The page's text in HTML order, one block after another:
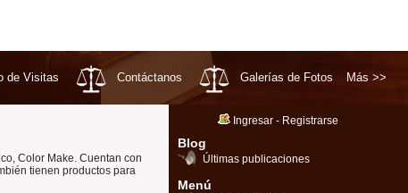
de Visitas Contáctanos Galerías de Fotos Más >>
Color Make. Cuentan con
tienen productos para
Ingresar - Registrarse
Blog
Últimas publicaciones
Menú